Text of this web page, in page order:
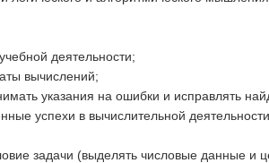
деятельности;
вычислений;
указания на ошибки и исправлять
успехи в вычислительной
задачи (выделять числовые данные и